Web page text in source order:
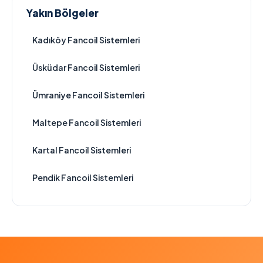
Yakın Bölgeler
Kadıköy Fancoil Sistemleri
Üsküdar Fancoil Sistemleri
Ümraniye Fancoil Sistemleri
Maltepe Fancoil Sistemleri
Kartal Fancoil Sistemleri
Pendik Fancoil Sistemleri